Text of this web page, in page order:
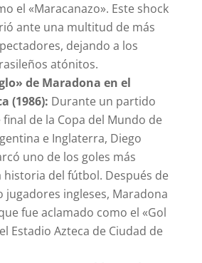
el «Maracanazo». Este shock
ante una multitud de más
dejando a los
atónitos.
de Maradona en el
(1986): Durante un partido
de la Copa del Mundo de
e Inglaterra, Diego
uno de los goles más
historia del fútbol. Después de
jugadores ingleses, Maradona
fue aclamado como el «Gol
Estadio Azteca de Ciudad de